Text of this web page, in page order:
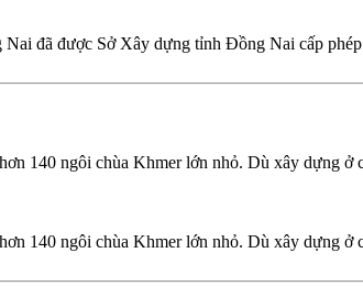
đã được Sở Xây dựng tỉnh Đồng Nai cấp
140 ngôi chùa Khmer lớn nhỏ. Dù xây dựng ở
140 ngôi chùa Khmer lớn nhỏ. Dù xây dựng ở